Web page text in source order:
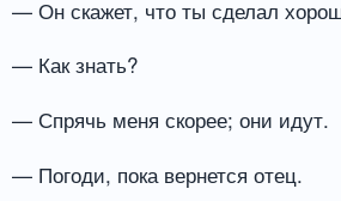
— Он скажет, что ты сделал
— Как знать?
— Спрячь меня скорее; они идут.
— Погоди, пока вернется отец.